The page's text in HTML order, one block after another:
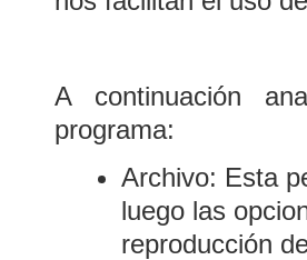
A continuación
programa:
Archivo: Esta
luego las
reproducción